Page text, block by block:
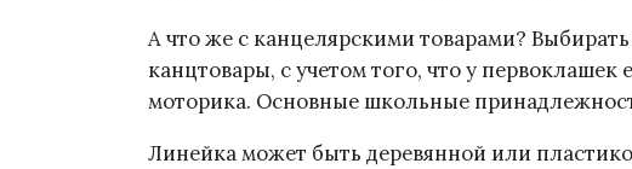
А что же с канцелярскими товарами?
канцтовары, с учетом того, что у
моторика. Основные школьные
Линейка может быть деревянной или